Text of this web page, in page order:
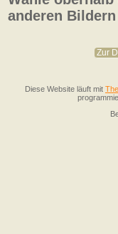
anderen
Zur
Diese Website läuft mit